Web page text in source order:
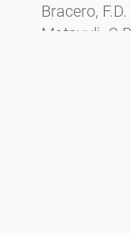
Bracero,
Matavulj,